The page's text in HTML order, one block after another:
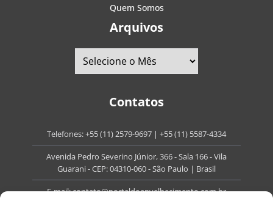
Quem Somos
Arquivos
Contatos
Telefones:+55 (11) 2579-9697 | +55 (11) 5587-4334
Avenida Pedro Severino Júnior, 366 - Sala 166 - Vila
Guarani - CEP: 04310-060 - São Paulo | Brasil
E-mail:contato@portaldoenvelhecimento.com.br